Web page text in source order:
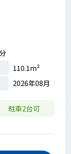
110.1m²
2026年08月
駐車2台可